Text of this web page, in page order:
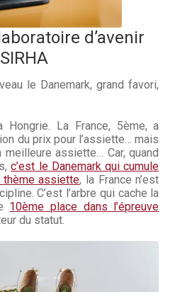
et de retours
d’avenir
le Danemark, grand favori,
Hongrie. La France, 5ème, a
du prix pour l’assiette… mais
meilleure assiette… Car, quand
c’est le Danemark qui cumule
assiette, la France n’est
C’est l’arbre qui cache la
10ème place dans l’épreuve
du statut.